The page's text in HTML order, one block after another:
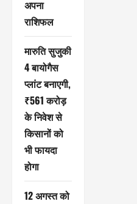
अपना
राशिफल
मारुति सुजुकी
4 बायोगैस
प्लांट बनाएगी,
₹561 करोड़
के निवेश से
किसानों को
भी फायदा
होगा
12 अगस्त को